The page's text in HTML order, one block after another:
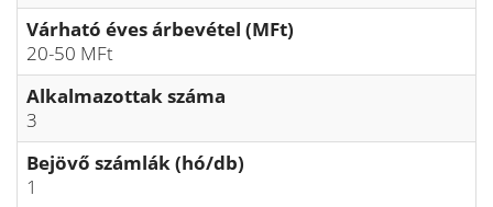
Várható éves árbevétel (MFt)
20-50 MFt
Alkalmazottak száma
3
Bejövő számlák (hó/db)
1